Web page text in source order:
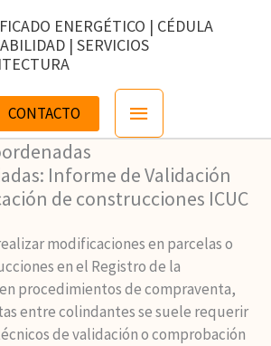
ENERGÉTICO | CÉDULA
| SERVICIOS
Menú
CONTACTO
Informe de Validación
de construcciones ICUC
modificaciones en parcelas o
en el Registro de la
procedimientos de compraventa,
entre colindantes se suele requerir
de validación o comprobación